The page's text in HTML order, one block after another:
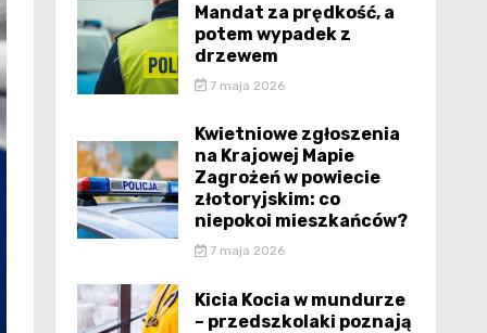
Mandat za prędkość, a
potem wypadek z
drzewem
7 maja 2026
Kwietniowe zgłoszenia
na Krajowej Mapie
Zagrożeń w powiecie
złotoryjskim: co
niepokoi mieszkańców?
7 maja 2026
Kicia Kocia w mundurze
– przedszkolaki poznają